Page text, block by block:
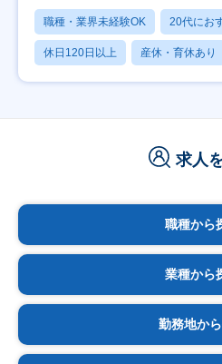
職種・業界未経験OK 20代にお
休日120日以上 産休・育休あり
求人
職種から
業種から
勤務地か